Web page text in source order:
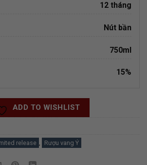
12 tháng
Nút bần
750ml
15%
ADD TO WISHLIST
release , Rượu vang Ý